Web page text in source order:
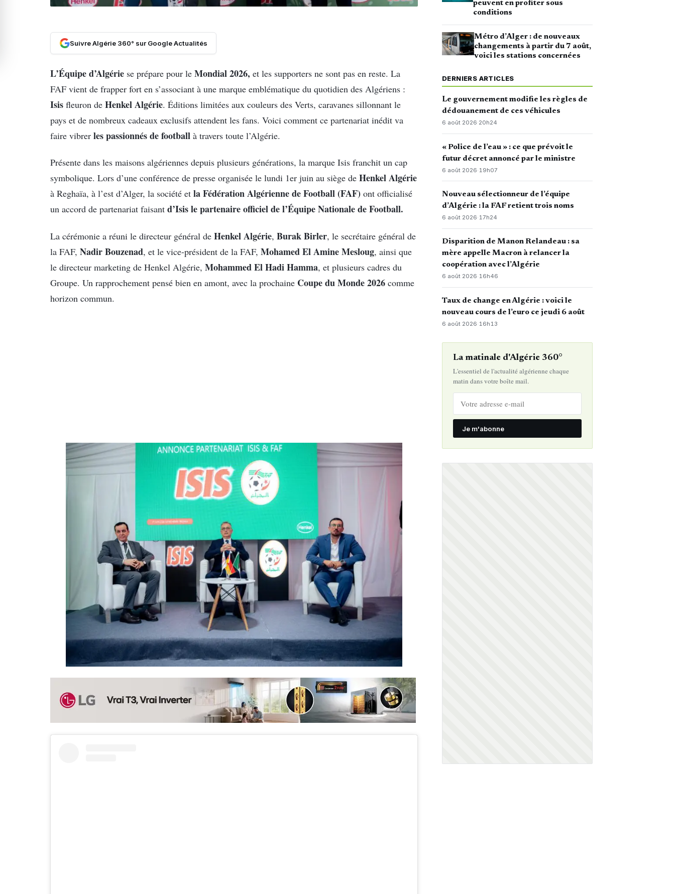
Suivre Algérie 360° sur Google Actualités
L’Équipe d’Algérie se prépare pour le Mondial 2026, et les supporters ne sont pas en reste. La
FAF vient de frapper fort en s’associant à une marque emblématique du quotidien des Algériens :
Isis fleuron de Henkel Algérie. Éditions limitées aux couleurs des Verts, caravanes sillonnant le
pays et de nombreux cadeaux exclusifs attendent les fans. Voici comment ce partenariat inédit va
faire vibrer les passionnés de football à travers toute l’Algérie.
Présente dans les maisons algériennes depuis plusieurs générations, la marque Isis franchit un cap
symbolique. Lors d’une conférence de presse organisée le lundi 1er juin au siège de Henkel Algérie
à Reghaïa, à l’est d’Alger, la société et la Fédération Algérienne de Football (FAF) ont officialisé
un accord de partenariat faisant d’Isis le partenaire officiel de l’Équipe Nationale de Football.
La cérémonie a réuni le directeur général de Henkel Algérie, Burak Birler, le secrétaire général de
la FAF, Nadir Bouzenad, et le vice-président de la FAF, Mohamed El Amine Mesloug, ainsi que
le directeur marketing de Henkel Algérie, Mohammed El Hadi Hamma, et plusieurs cadres du
Groupe. Un rapprochement pensé bien en amont, avec la prochaine Coupe du Monde 2026 comme
horizon commun.
peuvent en profiter sous
conditions
Métro d’Alger : de nouveaux
changements à partir du 7 août,
voici les stations concernées
DERNIERS ARTICLES
Le gouvernement modifie les règles de
dédouanement de ces véhicules
6 août 2026·20h24
« Police de l’eau » : ce que prévoit le
futur décret annoncé par le ministre
6 août 2026· 19h07
Nouveau sélectionneur de l’équipe
d’Algérie : la FAF retient trois noms
6 août 2026·17h24
Disparition de Manon Relandeau : sa
mère appelle Macron à relancer la
coopération avec l’Algérie
6 août 2026·16h46
Taux de change en Algérie : voici le
nouveau cours de l’euro ce jeudi 6 août
6 août 2026· 16h13
La matinale d'Algérie 360°
L'essentiel de l'actualité algérienne chaque
matin dans votre boîte mail.
Je m'abonne